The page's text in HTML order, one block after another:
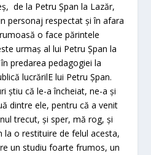
de la Petru Șpan la Lazăr,
personaj respectat și în afara
o face părintele
urmaș al lui Petru Șpan la
predarea pedagogiei la
lucrărilE lui Petru Șpan.
știu că le-a încheiat, ne-a și
dintre ele, pentru că a venit
trecut, și sper, mă rog, și
la o restituire de felul acesta,
un studiu foarte frumos, un